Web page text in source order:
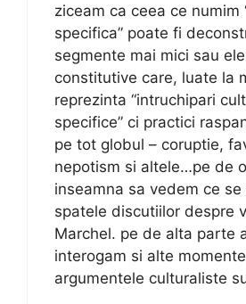
ziceam ca ceea ce numim
specifica” poate fi
segmente mai mici sau
constitutive care, luate la
reprezinta “intruchipari
specifice” ci practici
pe tot globul – coruptie,
nepotism si altele…pe de
inseamna sa vedem ce
spatele discutiilor despre
Marchel. pe de alta parte
interogam si alte
argumentele culturaliste